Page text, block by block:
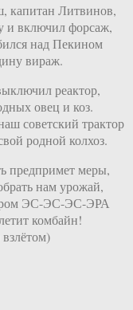
капитан Литвинов,
и включил форсаж,
над Пекином
вираж.
реактор,
овец и коз.
советский трактор
родной колхоз.
предпримет меры,
нам урожай,
ЭС-ЭС-ЭС-ЭРА
комбайн!